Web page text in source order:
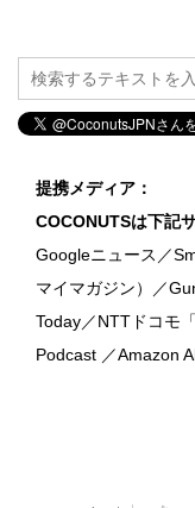
提携メディア：
COCONUTSは下記
Googleニュース／
マイマガジン）／
Today／NTTドコモ
Podcast ／Amazon